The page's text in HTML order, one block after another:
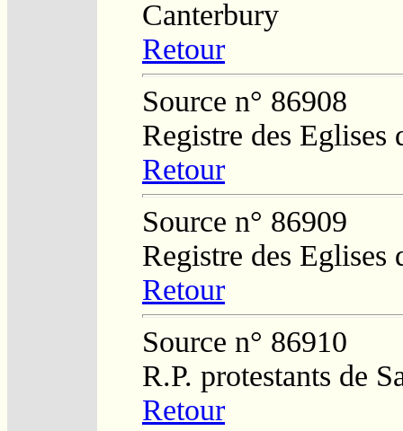
Canterbury
Retour
Source n° 86908
Registre des Eglises
Retour
Source n° 86909
Registre des Eglises
Retour
Source n° 86910
R.P. protestants de
Retour